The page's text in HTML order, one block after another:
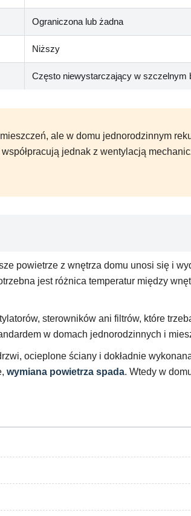
Ograniczona lub żadna
Niższy
Często niewystarczający w szczelnym
ale w domu jednorodzinnym
jednak z wentylacją
powietrze z wnętrza domu unosi się i
jest różnica temperatur między
sterowników ani filtrów, które
w domach jednorodzinnych i
ocieplone ściany i dokładnie
wymiana powietrza spada. Wtedy w